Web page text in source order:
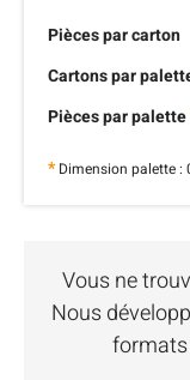
Pièces par carton
Cartons par
Pièces par palette
*Dimension palette :
Vous ne
Nous
formats